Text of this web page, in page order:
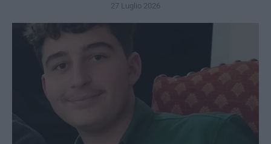
27 Luglio 2026